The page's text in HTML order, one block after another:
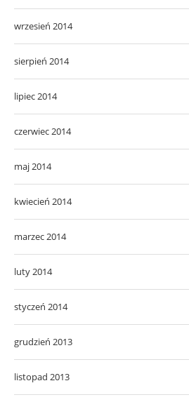
wrzesień 2014
sierpień 2014
lipiec 2014
czerwiec 2014
maj 2014
kwiecień 2014
marzec 2014
luty 2014
styczeń 2014
grudzień 2013
listopad 2013